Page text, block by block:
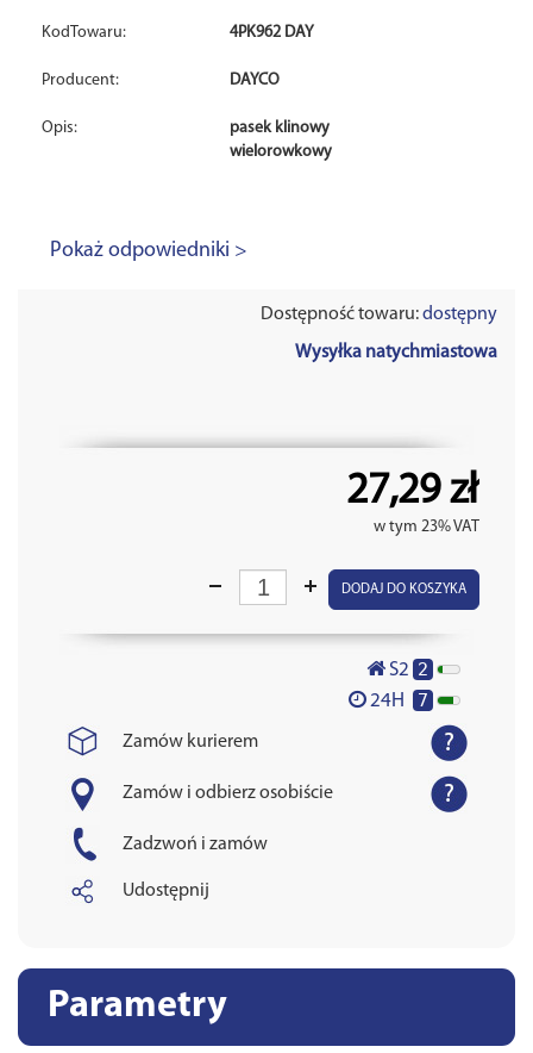
KodTowaru: 4PK962 DAY
Producent: DAYCO
Opis:
pasek klinowy
wielorowkowy
Pokaż odpowiedniki >
Dostępność towaru:dostępny
Wysyłka natychmiastowa
27,29 zł
w tym 23% VAT
DODAJ DO KOSZYKA
S2 2
24H 7
Zamów kurierem
Zamów i odbierz osobiście
Zadzwoń i zamów
Udostępnij
Parametry